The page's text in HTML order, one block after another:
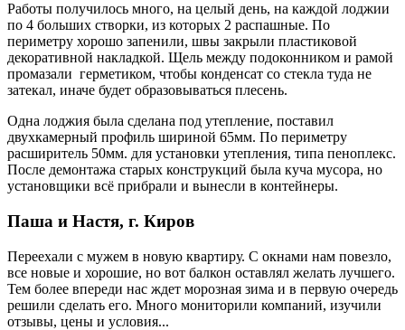
Работы получилось много, на целый день, на каждой лоджии
по 4 больших створки, из которых 2 распашные. По
периметру хорошо запенили, швы закрыли пластиковой
декоративной накладкой. Щель между подоконником и рамой
промазали герметиком, чтобы конденсат со стекла туда не
затекал, иначе будет образовываться плесень.
Одна лоджия была сделана под утепление, поставил
двухкамерный профиль шириной 65мм. По периметру
расширитель 50мм. для установки утепления, типа пеноплекс.
После демонтажа старых конструкций была куча мусора, но
установщики всё прибрали и вынесли в контейнеры.
Паша и Настя, г. Киров
Переехали с мужем в новую квартиру. С окнами нам повезло,
все новые и хорошие, но вот балкон оставлял желать лучшего.
Тем более впереди нас ждет морозная зима и в первую очередь
решили сделать его. Много мониторили компаний, изучили
отзывы, цены и условия...